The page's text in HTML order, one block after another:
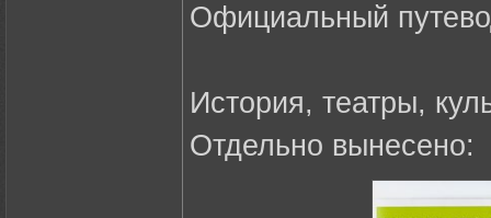
Официальный
История, театры,
Отдельно вынесено: